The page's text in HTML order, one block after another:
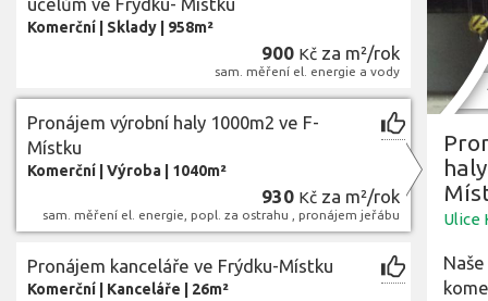
Komerční Sklady 958m²
900 Kč za m²/rok
sam. měření el. energie a vody
Pronájem výrobní haly 1000m2 ve F-
Místku
Komerční Výroba 1040m²
930 Kč za m²/rok
sam. měření el. energie, popl. za ostrahu , pronájem jeřábu
Pronájem kanceláře ve Frýdku-Místku
Komerční Kanceláře 26m²
Ulice